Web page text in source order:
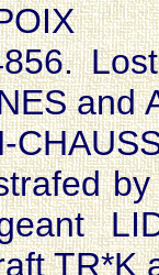
and
TR*K